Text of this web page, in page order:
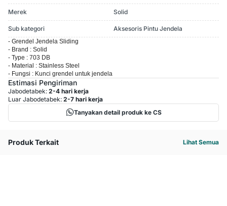
Merek Solid
Sub kategori Aksesoris Pintu Jendela
- Grendel Jendela Sliding
- Brand : Solid
- Type : 703 DB
- Material : Stainless Steel
- Fungsi : Kunci grendel untuk jendela
Estimasi Pengiriman
Jabodetabek: 2-4 hari kerja
Luar Jabodetabek: 2-7 hari kerja
Tanyakan detail produk ke CS
Produk Terkait Lihat Semua